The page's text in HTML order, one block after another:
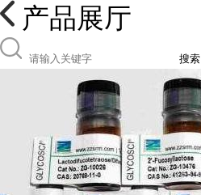
产品展厅
搜索